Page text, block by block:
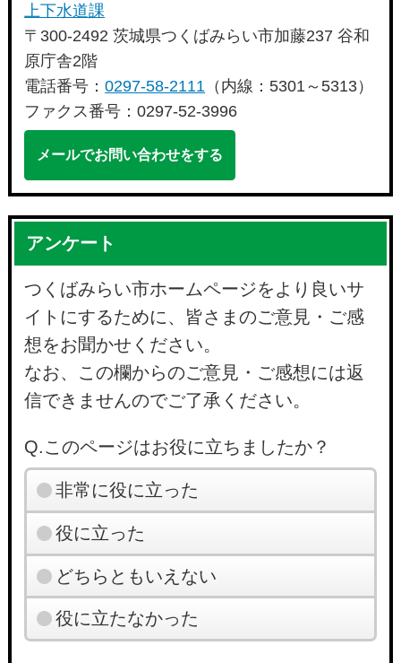
上下水道課
〒300-2492 茨城県つくばみらい市加藤237 谷和
原庁舎2階
電話番号：0297-58-2111 （内線：5301～5313）
ファクス番号：0297-52-3996
メールでお問い合わせをする
アンケート
つくばみらい市ホームページをより良いサ
イトにするために、皆さまのご意見・ご感
想をお聞かせください。
なお、この欄からのご意見・ご感想には返
信できませんのでご了承ください。
Q.このページはお役に立ちましたか？
非常に役に立った
役に立った
どちらともいえない
役に立たなかった